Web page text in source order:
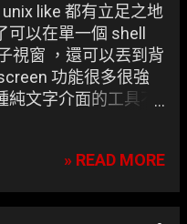
like 都有立足之地
可以在單一個 shell
視窗 ，還可以丟到背
功能很多很強
文字介面的工具不
screen» READ MORE